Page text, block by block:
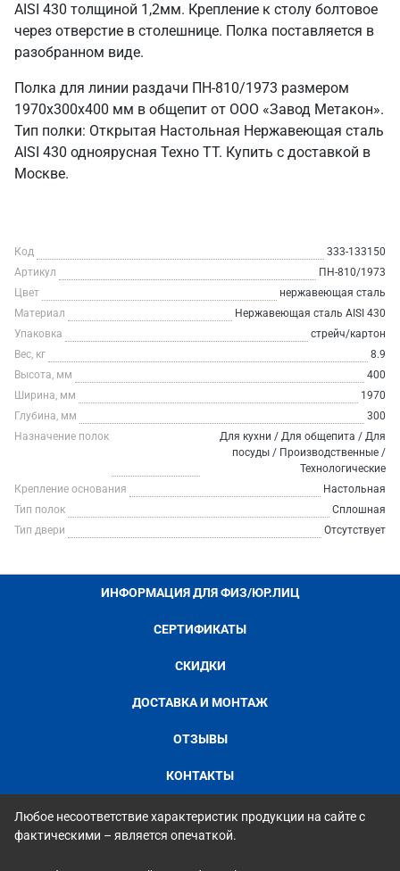
AISI 430 толщиной 1,2мм. Крепление к столу болтовое
через отверстие в столешнице. Полка поставляется в
разобранном виде.
Полка для линии раздачи ПН-810/1973 размером
1970х300х400 мм в общепит от ООО «Завод Метакон».
Тип полки: Открытая Настольная Нержавеющая сталь
AISI 430 одноярусная Техно ТТ. Купить с доставкой в
Москве.
Код
333-133150
Артикул
ПН-810/1973
Цвет
нержавеющая сталь
Материал
Нержавеющая сталь AISI 430
Упаковка
стрейч/картон
Вес, кг
8.9
Высота, мм
400
Ширина, мм
1970
Глубина, мм
300
Назначение полок
Для кухни / Для общепита / Для
посуды / Производственные /
Технологические
Крепление основания
Настольная
Тип полок
Сплошная
Тип двери
Отсутствует
ИНФОРМАЦИЯ ДЛЯ ФИЗ/ЮР.ЛИЦ
СЕРТИФИКАТЫ
СКИДКИ
ДОСТАВКА И МОНТАЖ
ОТЗЫВЫ
КОНТАКТЫ
Любое несоответствие характеристик продукции на сайте с
фактическими – является опечаткой.